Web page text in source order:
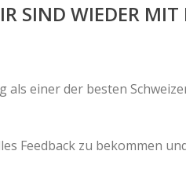
SIND WIEDER MIT
einer der besten
Feedback zu bekommen